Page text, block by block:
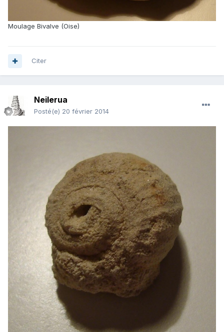
Moulage Bivalve (Oise)
Citer
Neilerua
Posté(e) 20 février 2014